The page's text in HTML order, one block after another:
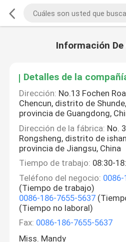
Información
Detalles de la
Dirección: No.13 Fochen
Chencun, distrito de
provincia de Guangdong,
Dirección de la fábrica: No.
Rongsheng, distrito de
provincia de Jiangsu, China
Tiempo de trabajo: 08:30-
Teléfono del negocio:
(Tiempo de trabajo)
0086-186-7655-5637
(Tiempo no laboral)
Fax: 0086-186-7655-5637
Miss. Mandy